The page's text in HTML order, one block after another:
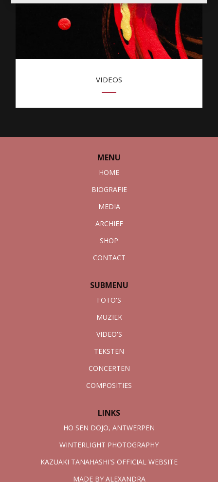
VIDEOS
MENU
HOME
BIOGRAFIE
MEDIA
ARCHIEF
SHOP
CONTACT
SUBMENU
FOTO'S
MUZIEK
VIDEO'S
TEKSTEN
CONCERTEN
COMPOSITIES
LINKS
HO SEN DOJO, ANTWERPEN
WINTERLIGHT PHOTOGRAPHY
KAZUAKI TANAHASHI'S OFFICIAL WEBSITE
MADE BY ALEXANDRA